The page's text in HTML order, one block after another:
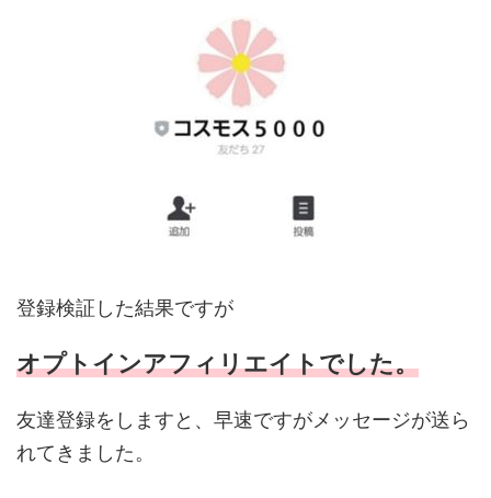
登録検証した結果ですが
オプトインアフィリエイトでした。
友達登録をしますと、早速ですがメッセージが送ら
れてきました。